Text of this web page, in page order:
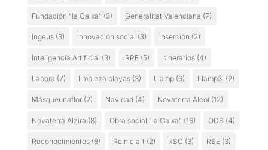
Fundación "la Caixa" (3) Generalitat Valenciana (7)
Ingeus(3) Innovación social (3) Inserción (2)
Inteligencia Artificial (3) IRPF(5) Itinerarios(4)
Labora (7) limpieza playas(3) Llamp(6) Llamp3i (2)
Másqueunaflor(2) Navidad(4) Novaterra Alcoi (12)
Novaterra Alzira (8) Obra social "la Caixa" (16) ODS (4)
Reconocimientos(8) Reinicia´t(2) RSC (3) RSE(3)